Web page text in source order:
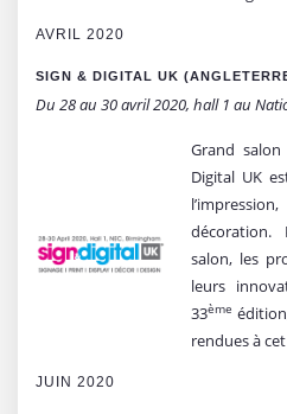
AVRIL 2020
SIGN & DIGITAL UK
Du 28 au 30 avril 2020, hall 1 au
Grand salon
Digital UK
salon, les
leurs
33ème
rendues à
JUIN 2020